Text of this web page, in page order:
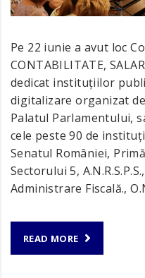
Pe 22 iunie a avut loc
CONTABILITATE,
dedicat instituțiilor
digitalizare organizat
Palatul Parlamentului,
cele peste 90 de
Senatul României,
Sectorului 5,
Administrare Fiscală.,
READ MORE